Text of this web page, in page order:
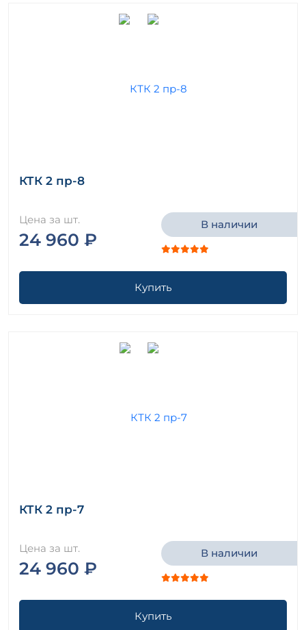
КТК 2 пр-8
Цена за шт.
24 960 ₽
В наличии
Купить
КТК 2 пр-7
Цена за шт.
24 960 ₽
В наличии
Купить